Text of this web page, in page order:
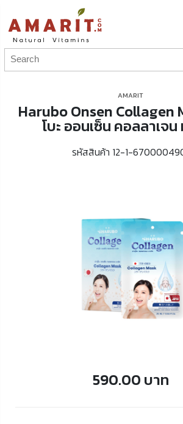
AMARIT
Harubo Onsen Collagen
โบะ ออนเซ็น คอลลาเจ
รหัสสินค้า 12-1-
590.00 บาท